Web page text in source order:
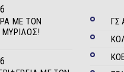
ΜΕ ΤΟΝ
ΓΣ